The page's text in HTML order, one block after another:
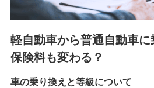
(https://www.jishin.co.jp/)
スマートプラス少額短期保険株
チューリッヒ少額短期保険株式
(https://www.zurichssi.co.jp/)
(https://www.tokiomarine-x.co.jp/)
軽自動車から普通自動車
保険料も変わる？
車の乗り換えと等級について